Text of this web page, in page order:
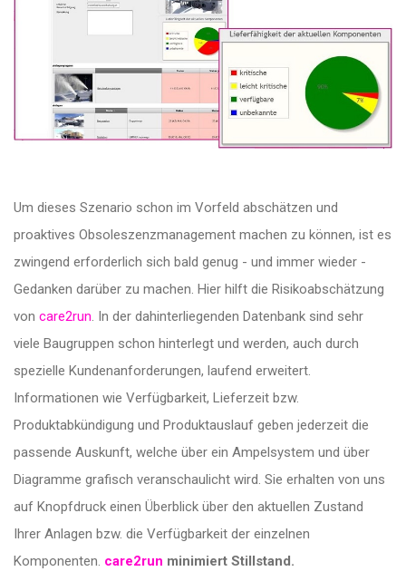
Um dieses Szenario schon im Vorfeld abschätzen und
proaktives Obsoleszenzmanagement machen zu können, ist es
zwingend erforderlich sich bald genug - und immer wieder -
Gedanken darüber zu machen. Hier hilft die Risikoabschätzung
von care2run. In der dahinterliegenden Datenbank sind sehr
viele Baugruppen schon hinterlegt und werden, auch durch
spezielle Kundenanforderungen, laufend erweitert.
Informationen wie Verfügbarkeit, Lieferzeit bzw.
Produktabkündigung und Produktauslauf geben jederzeit die
passende Auskunft, welche über ein Ampelsystem und über
Diagramme grafisch veranschaulicht wird. Sie erhalten von uns
auf Knopfdruck einen Überblick über den aktuellen Zustand
Ihrer Anlagen bzw. die Verfügbarkeit der einzelnen
Komponenten. care2run minimiert Stillstand.